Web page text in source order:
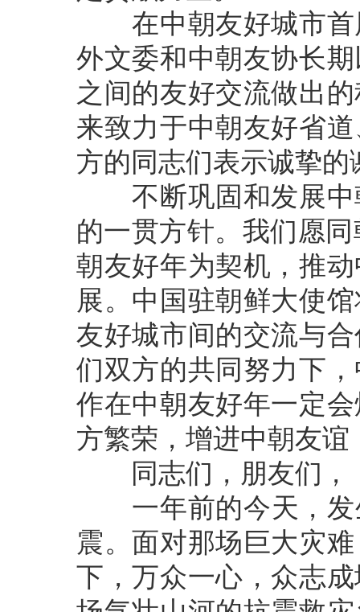
在中朝友好城市首
外文委和中朝友协长
之间的友好交流做出
来致力于中朝友好省
方的同志们表示诚挚的
不断巩固和发展中
的一贯方针。我们愿
朝友好年为契机，推
展。中国驻朝鲜大使
友好城市间的交流与
们双方的共同努力下
作在中朝友好年一定
方繁荣，增进中朝友
同志们，朋友们，
一年前的今天，发
震。面对那场巨大灾
下，万众一心，众志